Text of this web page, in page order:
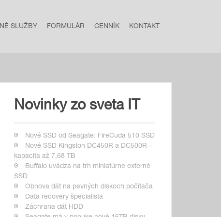
INÉ SLUŽBY FORMULÁR CENNÍK KONTAKT
Novinky zo sveta IT
Nové SSD od Seagate: FireCuda 510 SSD
Nové SSD Kingston DC450R a DC500R –
kapacita až 7,68 TB
Buffalo uvádza na trh miniatúrne externé
SSD
Obnova dát na pevných diskoch počítača
Data recovery špecialista
Záchrana dát HDD